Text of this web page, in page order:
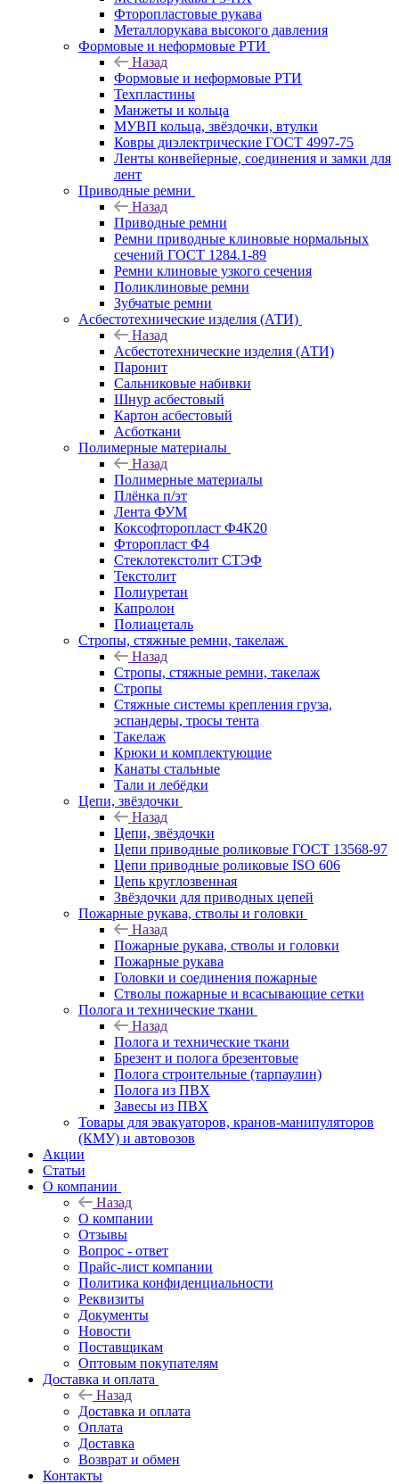
Фторопластовые рукава
Металлорукава высокого давления
Формовые и неформовые РТИ
Назад
Формовые и неформовые РТИ
Техпластины
Манжеты и кольца
МУВП кольца, звёздочки, втулки
Ковры диэлектрические ГОСТ 4997-75
Ленты конвейерные, соединения и замки для
лент
Приводные ремни
Назад
Приводные ремни
Ремни приводные клиновые нормальных
сечений ГОСТ 1284.1-89
Ремни клиновые узкого сечения
Поликлиновые ремни
Зубчатые ремни
Асбестотехнические изделия (АТИ)
Назад
Асбестотехнические изделия (АТИ)
Паронит
Сальниковые набивки
Шнур асбестовый
Картон асбестовый
Асботкани
Полимерные материалы
Назад
Полимерные материалы
Плёнка п/эт
Лента ФУМ
Коксофторопласт Ф4К20
Фторопласт Ф4
Стеклотекстолит СТЭФ
Текстолит
Полиуретан
Капролон
Полиацеталь
Стропы, стяжные ремни, такелаж
Назад
Стропы, стяжные ремни, такелаж
Стропы
Стяжные системы крепления груза,
эспандеры, тросы тента
Такелаж
Крюки и комплектующие
Канаты стальные
Тали и лебёдки
Цепи, звёздочки
Назад
Цепи, звёздочки
Цепи приводные роликовые ГОСТ 13568-97
Цепи приводные роликовые ISO 606
Цепь круглозвенная
Звёздочки для приводных цепей
Пожарные рукава, стволы и головки
Назад
Пожарные рукава, стволы и головки
Пожарные рукава
Головки и соединения пожарные
Стволы пожарные и всасывающие сетки
Полога и технические ткани
Назад
Полога и технические ткани
Брезент и полога брезентовые
Полога строительные (тарпаулин)
Полога из ПВХ
Завесы из ПВХ
Товары для эвакуаторов, кранов-манипуляторов
(КМУ) и автовозов
Акции
Статьи
О компании
Назад
О компании
Отзывы
Вопрос - ответ
Прайс-лист компании
Политика конфиденциальности
Реквизиты
Документы
Новости
Поставщикам
Оптовым покупателям
Доставка и оплата
Назад
Доставка и оплата
Оплата
Доставка
Возврат и обмен
Контакты